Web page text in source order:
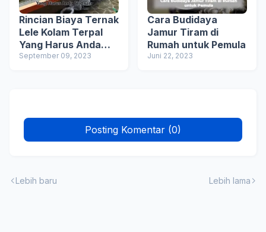
Rincian Biaya Ternak
Lele Kolam Terpal
Yang Harus Anda
Siapkan
September 09, 2023
Cara Budidaya
Jamur Tiram di
Rumah untuk Pemula
Juni 22, 2023
Posting Komentar (0)
Lebih baru Lebih lama